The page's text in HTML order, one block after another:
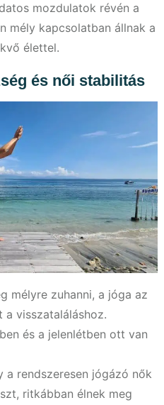
mozdulatok révén a
mély kapcsolatban állnak a
élettel.
és női stabilitás
mélyre zuhanni, a jóga az
a visszataláláshoz.
és a jelenlétben ott van
a rendszeresen jógázó nők
ritkábban élnek meg